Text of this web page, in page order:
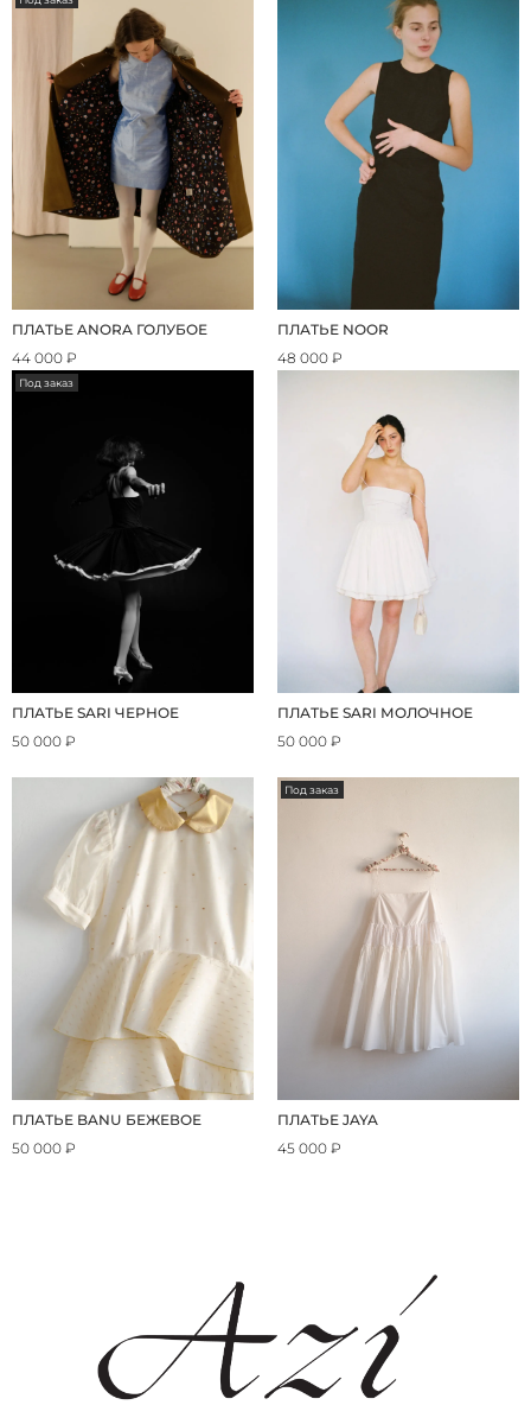
ПЛАТЬЕ ANORA ГОЛУБОЕ
44 000 ₽
ПЛАТЬЕ NOOR
48 000 ₽
Под заказ
ПЛАТЬЕ SARI ЧЕРНОЕ
50 000 ₽
ПЛАТЬЕ SARI МОЛОЧНОЕ
50 000 ₽
ПЛАТЬЕ BANU БЕЖЕВОЕ
50 000 ₽
Под заказ
ПЛАТЬЕ JAYA
45 000 ₽